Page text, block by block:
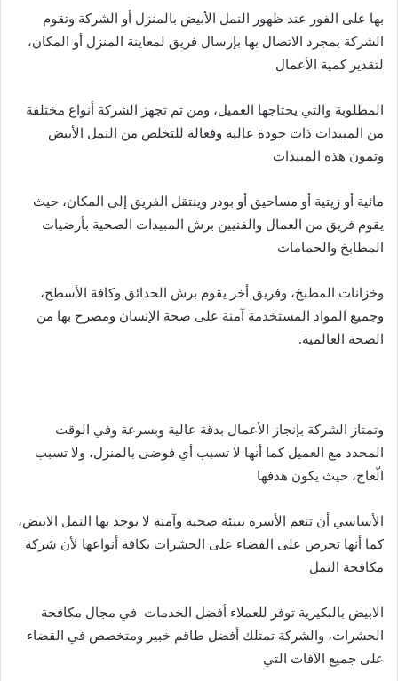
بها على الفور عند ظهور النمل الأبيض بالمنزل أو الشركة وتقوم
الشركة بمجرد الاتصال بها بإرسال فريق لمعاينة المنزل أو المكان،
لتقدير كمية الأعمال
المطلوبة والتي يحتاجها العميل، ومن ثم تجهز الشركة أنواع مختلفة
من المبيدات ذات جودة عالية وفعالة للتخلص من النمل الأبيض
وتمون هذه المبيدات
مائية أو زيتية أو مساحيق أو بودر وينتقل الفريق إلى المكان، حيث
يقوم فريق من العمال والفنيين برش المبيدات الصحية بأرضيات
المطابخ والحمامات
وخزانات المطبخ، وفريق أخر يقوم برش الحدائق وكافة الأسطح،
وجميع المواد المستخدمة آمنة على صحة الإنسان ومصرح بها من
الصحة العالمية.
وتمتاز الشركة بإنجاز الأعمال بدقة عالية وبسرعة وفي الوقت
المحدد مع العميل كما أنها لا تسبب أي فوضى بالمنزل، ولا تسبب
الّعاج، حيث يكون هدفها
الأساسي أن تنعم الأسرة ببيئة صحية وآمنة لا يوجد بها النمل الابيض،
كما أنها تحرص على القضاء على الحشرات بكافة أنواعها لأن شركة
مكافحة النمل
الابيض بالبكيرية توفر للعملاء أفضل الخدمات في مجال مكافحة
الحشرات، والشركة تمتلك أفضل طاقم خبير ومتخصص في القضاء
على جميع الآفات التي